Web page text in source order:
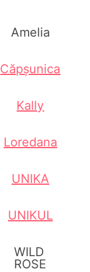
Amelia
Căpșunica
Kally
Loredana
UNIKA
UNIKUL
WILD
ROSE